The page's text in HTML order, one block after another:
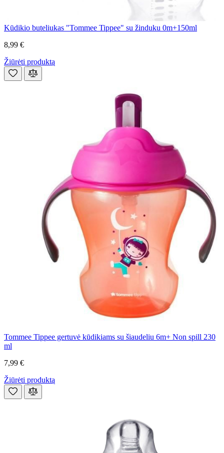
Kūdikio buteliukas "Tommee Tippee" su žinduku 0m+150ml
8,99 €
Žiūrėti produktą
Tommee Tippee gertuvė kūdikiams su šiaudeliu 6m+ Non spill 230
ml
7,99 €
Žiūrėti produktą